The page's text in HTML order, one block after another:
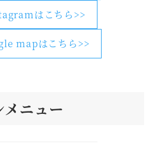
はこちら>>
mapはこちら>>
メニュー